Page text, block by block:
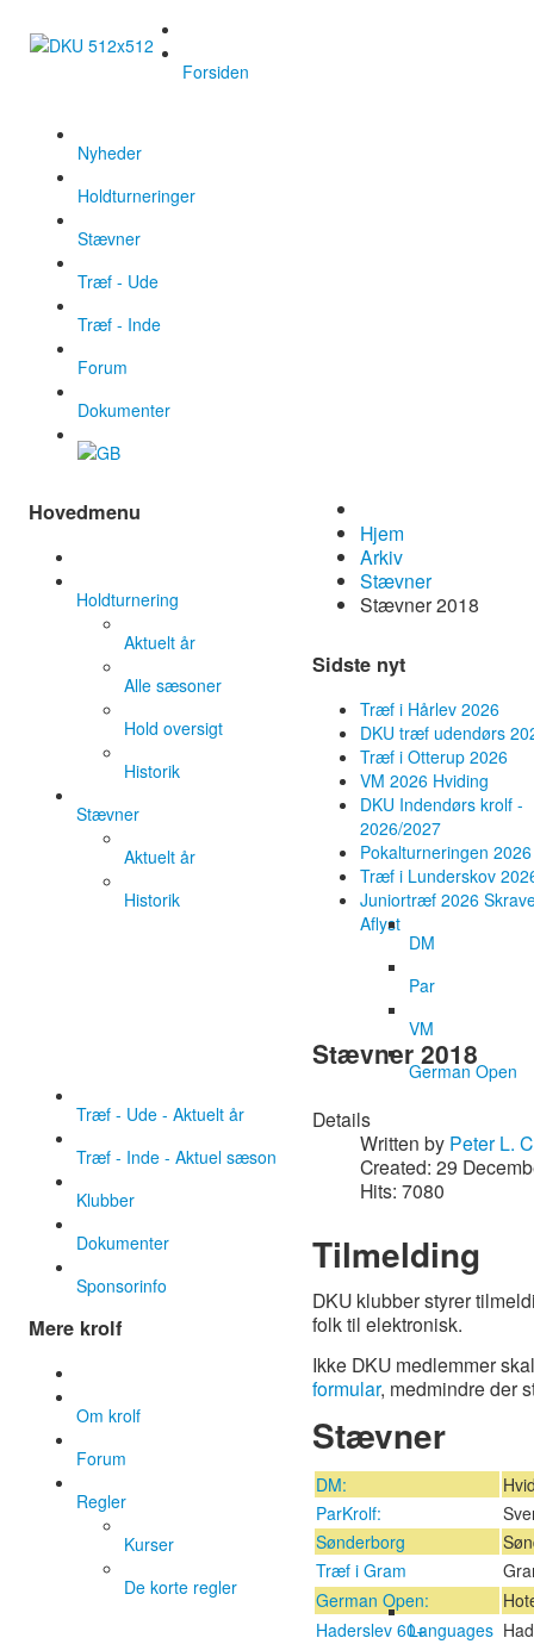
Forsiden
Nyheder
Holdturneringer
Stævner
Træf - Ude
Træf - Inde
Forum
Dokumenter
Hjem
Arkiv
Stævner
Stævner 2018
Sidste nyt
Træf i Hårlev 2026
DKU træf udendørs
Træf i Otterup 2026
VM 2026 Hviding
DKU Indendørs krolf -
2026/2027
Pokalturneringen 2026
Træf i Lunderskov
Juniortræf 2026
Aflyst
Stævner 2018
Details
Written by Peter L.
Created: 29
Hits: 7080
Tilmelding
DKU klubber styrer
folk til elektronisk.
Ikke DKU medlemmer
formular, medmindre der
Stævner
DM:
ParKrolf:
Sønderborg
Træf i Gram
German Open:
Haderslev 60+
Hovedmenu
Holdturnering
Aktuelt år
Alle sæsoner
Hold oversigt
Historik
Stævner
Aktuelt år
Historik
DM
Par
VM
German Open
Træf - Ude - Aktuelt år
Træf - Inde - Aktuel sæson
Klubber
Dokumenter
Sponsorinfo
Mere krolf
Om krolf
Forum
Regler
Kurser
De korte regler
Languages